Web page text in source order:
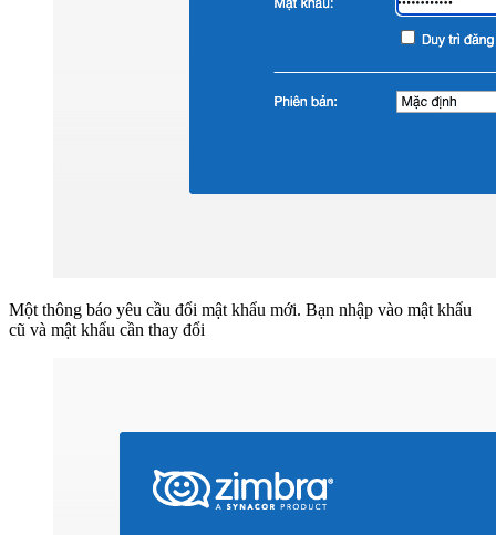
Một thông báo yêu cầu đổi mật khẩu mới. Bạn nhập vào mật khẩu
cũ và mật khẩu cần thay đổi